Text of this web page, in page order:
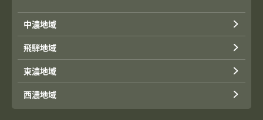
中濃地域
飛騨地域
東濃地域
西濃地域